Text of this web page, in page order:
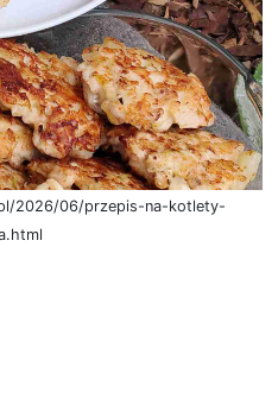
2026/06/przepis-na-kotlety-